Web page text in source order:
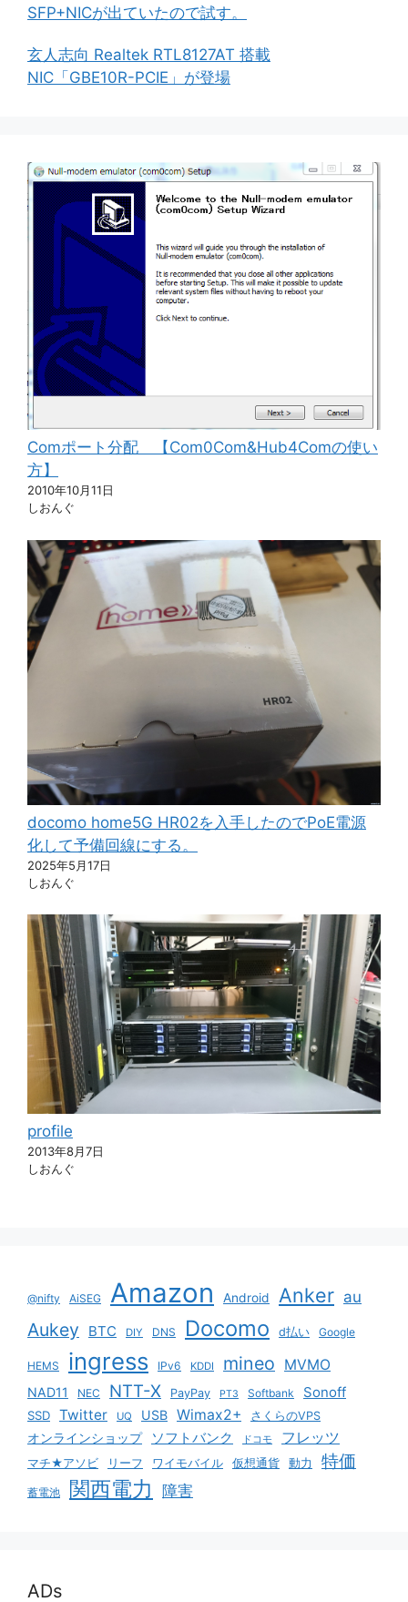
SFP+NICが出ていたので試す。
玄人志向 Realtek RTL8127AT 搭載
NIC「GBE10R-PCIE」が登場
Comポート分配 【Com0Com&Hub4Comの使い
方】
2010年10月11日
しおんぐ
docomo home5G HR02を入手したのでPoE電源
化して予備回線にする。
2025年5月17日
しおんぐ
profile
2013年8月7日
しおんぐ
@nifty AiSEG Amazon Android Anker au
Aukey BTC DIY DNS Docomo d払い Google
HEMS ingress IPv6 KDDI mineo MVMO
NAD11 NEC NTT-X PayPay PT3 Softbank Sonoff
SSD Twitter UQ USB Wimax2+ さくらのVPS
オンラインショップ ソフトバンク ドコモ フレッツ
マチ★アソビ リーフ ワイモバイル 仮想通貨 動力 特価
蓄電池 関西電力 障害
ADs